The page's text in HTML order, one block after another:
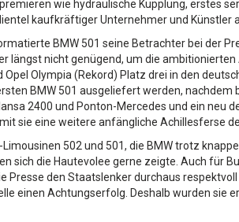
wie hydraulische Kupplung, erstes
kaufkräftiger Unternehmer und Künstler
BMW 501 seine Betrachter bei der
längst nicht genügend, um die
Olympia (Rekord) Platz drei in den
BMW 501 ausgeliefert werden,
2400 und Ponton-Mercedes und ein neu
sie eine weitere anfängliche Achillesferse
502 und 501, die BMW trotz
sich die Hautevolee gerne zeigte. Auch für
Presse den Staatslenker durchaus
einen Achtungserfolg. Deshalb wurden sie